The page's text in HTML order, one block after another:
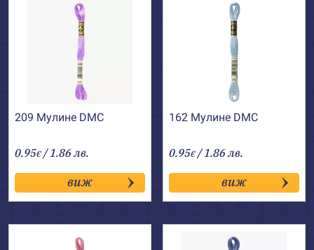
209 Мулине DMC
0.95€ / 1.86 лв.
виж
162 Мулине DMC
0.95€ / 1.86 лв.
виж